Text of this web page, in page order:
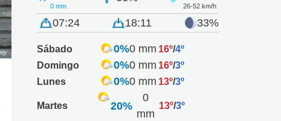
0 mm 26-52 km/h
07:24 18:11 33%
Sábado 0%0 mm 16º/4º
Domingo
0%0 mm 16º/3º
Lunes
0%0 mm 13º/3º
Martes 20%
0
mm
13º/3º